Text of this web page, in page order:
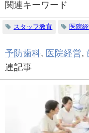
関連キーワード
スタッフ教育 医院
予防歯科, 医院経営,
連記事